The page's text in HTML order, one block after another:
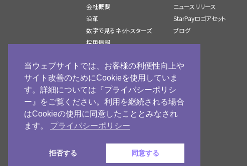
会社概要
沿革
数字で見るネットスターズ
採用情報
ニュースリリース
StarPayロゴアセット
ブログ
当ウェブサイトでは、お客様の利便性向上や
サイト改善のためにCookieを使用していま
す。詳細については『プライバシーポリシ
ー』をご覧ください。利用を継続される場合
はCookieの使用に同意したこととみなされ
ます。 プライバシーポリシー
拒否する 同意する